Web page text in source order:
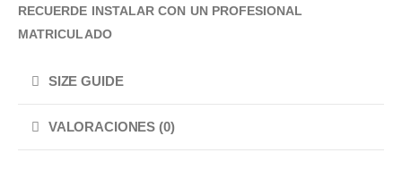
RECUERDE INSTALAR CON UN PROFESIONAL
MATRICULADO
SIZE GUIDE
VALORACIONES (0)